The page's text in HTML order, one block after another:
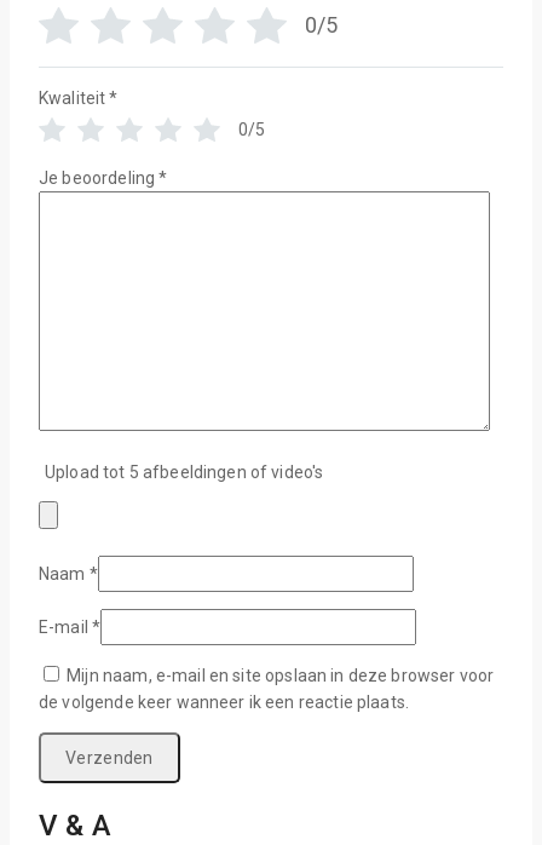
0/5
Kwaliteit *
0/5
Je beoordeling*
Upload tot 5 afbeeldingen of video's
Naam *
E-mail*
Mijn naam, e-mail en site opslaan in deze browser voor
de volgende keer wanneer ik een reactie plaats.
V & A